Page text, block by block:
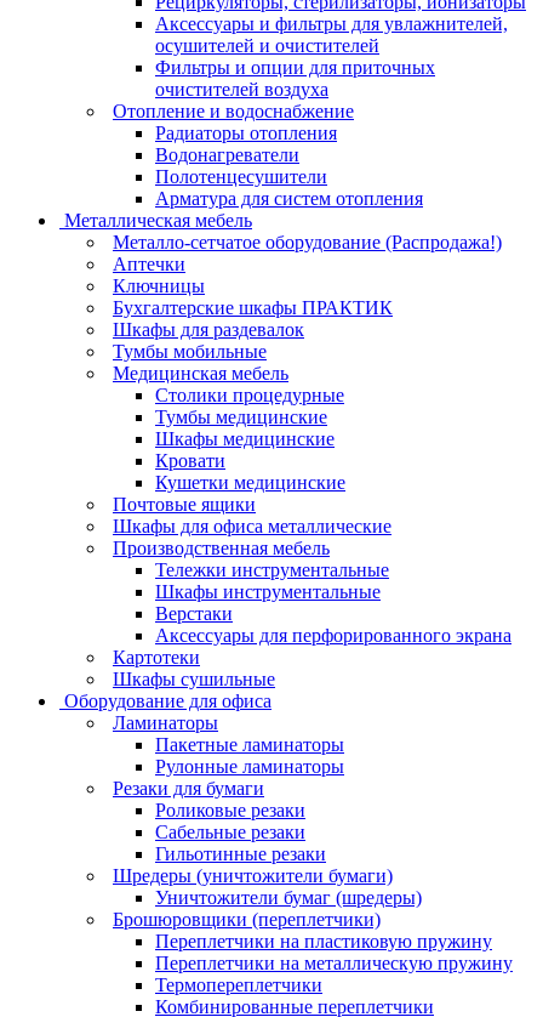
Аксессуары и фильтры для увлажнителей,
осушителей и очистителей
Фильтры и опции для приточных
очистителей воздуха
Отопление и водоснабжение
Радиаторы отопления
Водонагреватели
Полотенцесушители
Арматура для систем отопления
Металлическая мебель
Металло-сетчатое оборудование (Распродажа!)
Аптечки
Ключницы
Бухгалтерские шкафы ПРАКТИК
Шкафы для раздевалок
Тумбы мобильные
Медицинская мебель
Столики процедурные
Тумбы медицинские
Шкафы медицинские
Кровати
Кушетки медицинские
Почтовые ящики
Шкафы для офиса металлические
Производственная мебель
Тележки инструментальные
Шкафы инструментальные
Верстаки
Аксессуары для перфорированного экрана
Картотеки
Шкафы сушильные
Оборудование для офиса
Ламинаторы
Пакетные ламинаторы
Рулонные ламинаторы
Резаки для бумаги
Роликовые резаки
Сабельные резаки
Гильотинные резаки
Шредеры (уничтожители бумаги)
Уничтожители бумаг (шредеры)
Брошюровщики (переплетчики)
Переплетчики на пластиковую пружину
Переплетчики на металлическую пружину
Термопереплетчики
Комбинированные переплетчики